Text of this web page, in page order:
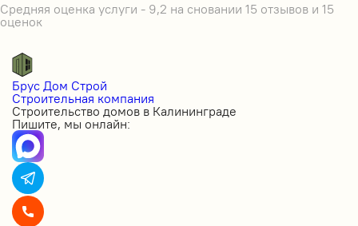
Средняя оценка услуги - 9,2 на сновании 15 отзывов и 15
оценок
Брус Дом Строй
Строительная компания
Строительство домов в Калининграде
Пишите, мы онлайн: